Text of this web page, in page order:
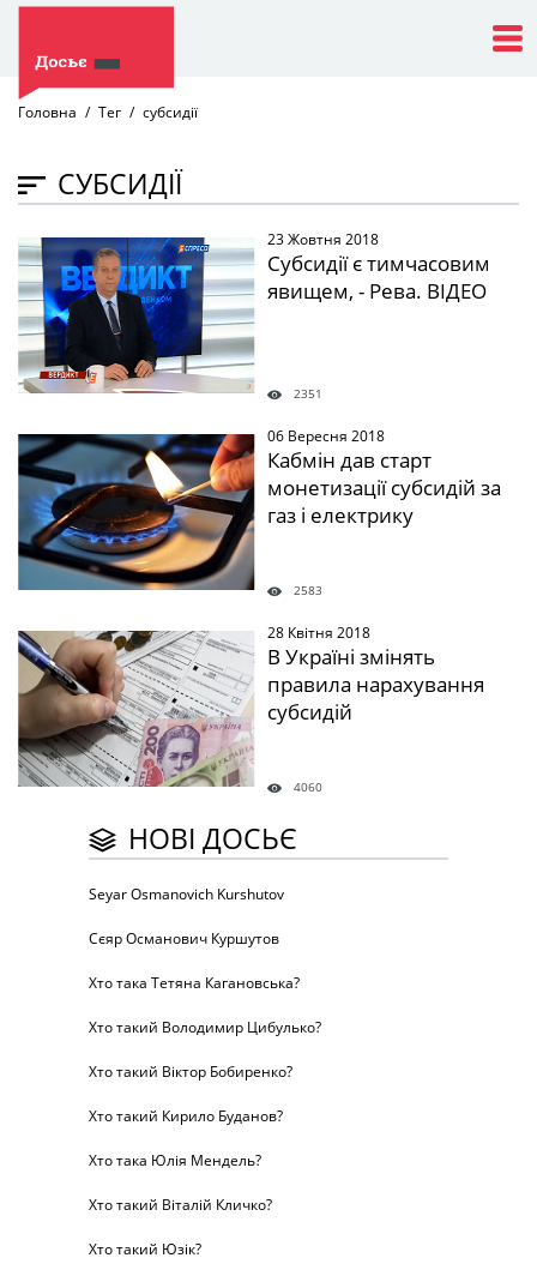
Головна Тег субсидії
СУБСИДІЇ
" /> 23 Жовтня 2018
Cубсидії є тимчасовим
явищем, - Рева. ВІДЕО
2351
" /> 06 Вересня 2018
Кабмін дав старт
монетизації субсидій за
газ і електрику
2583
" /> 28 Квітня 2018
В Україні змінять
правила нарахування
субсидій
4060
НОВІ ДОСЬЄ
Seyar Osmanovich Kurshutov
Сєяр Османович Куршутов
Хто така Тетяна Кагановська?
Хто такий Володимир Цибулько?
Хто такий Віктор Бобиренко?
Хто такий Кирило Буданов?
Хто така Юлія Мендель?
Хто такий Віталій Кличко?
Хто такий Юзік?